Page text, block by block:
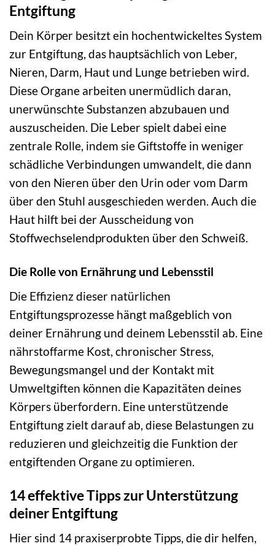
Entgiftung
Dein Körper besitzt ein hochentwickeltes System
zur Entgiftung, das hauptsächlich von Leber,
Nieren, Darm, Haut und Lunge betrieben wird.
Diese Organe arbeiten unermüdlich daran,
unerwünschte Substanzen abzubauen und
auszuscheiden. Die Leber spielt dabei eine
zentrale Rolle, indem sie Giftstoffe in weniger
schädliche Verbindungen umwandelt, die dann
von den Nieren über den Urin oder vom Darm
über den Stuhl ausgeschieden werden. Auch die
Haut hilft bei der Ausscheidung von
Stoffwechselendprodukten über den Schweiß.
Die Rolle von Ernährung und Lebensstil
Die Effizienz dieser natürlichen
Entgiftungsprozesse hängt maßgeblich von
deiner Ernährung und deinem Lebensstil ab. Eine
nährstoffarme Kost, chronischer Stress,
Bewegungsmangel und der Kontakt mit
Umweltgiften können die Kapazitäten deines
Körpers überfordern. Eine unterstützende
Entgiftung zielt darauf ab, diese Belastungen zu
reduzieren und gleichzeitig die Funktion der
entgiftenden Organe zu optimieren.
14 effektive Tipps zur Unterstützung
deiner Entgiftung
Hier sind 14 praxiserprobte Tipps, die dir helfen,